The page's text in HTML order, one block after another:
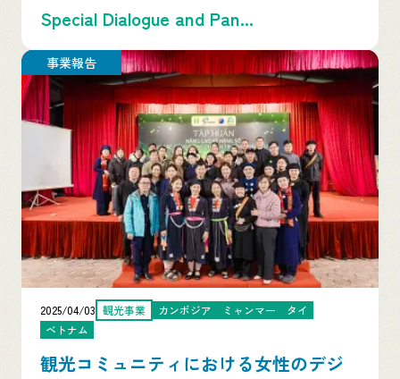
Special Dialogue and Pan...
事業報告
2025/04/03 観光事業 カンボジア ミャンマー
タイ
ベトナム
観光コミュニティにおける女性のデジ